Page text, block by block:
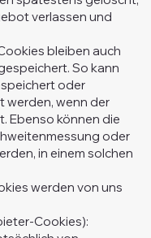
verlassen und
bleiben auch
So kann
oder
werden, wenn der
Ebenso können die
oder
in einem solchen
werden von uns
Cookies):